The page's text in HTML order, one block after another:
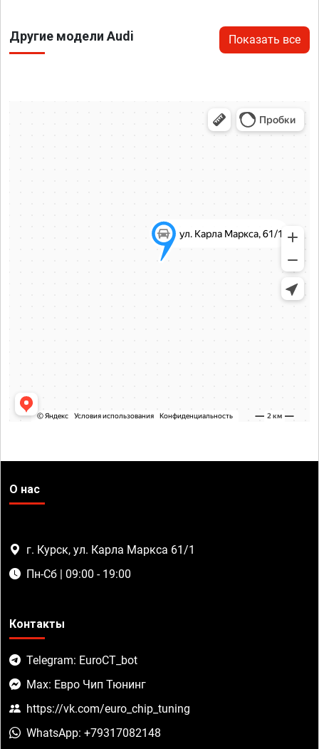
Другие модели Audi Показать все
О нас
г. Курск, ул. Карла Маркса 61/1
Пн-Сб | 09:00 - 19:00
Контакты
Telegram: EuroCT_bot
Max: Евро Чип Тюнинг
https://vk.com/euro_chip_tuning
WhatsApp: +79317082148